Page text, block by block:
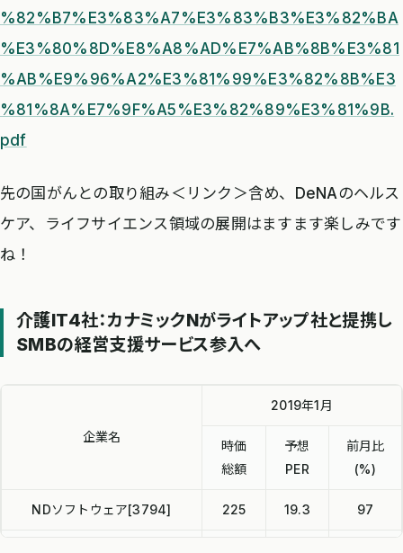
%82%B7%E3%83%A7%E3%83%B3%E3%82%BA
%E3%80%8D%E8%A8%AD%E7%AB%8B%E3%81
%AB%E9%96%A2%E3%81%99%E3%82%8B%E3
%81%8A%E7%9F%A5%E3%82%89%E3%81%9B.
pdf
先の国がんとの取り組み＜リンク＞含め、DeNAのヘルス
ケア、ライフサイエンス領域の展開はますます楽しみです
ね！
介護IT4社：カナミックNがライトアップ社と提携し
SMBの経営支援サービス参入へ
企業名
2019年1月
時価
総額
予想
PER
前月比
(%)
NDソフトウェア[3794] 225 19.3 97